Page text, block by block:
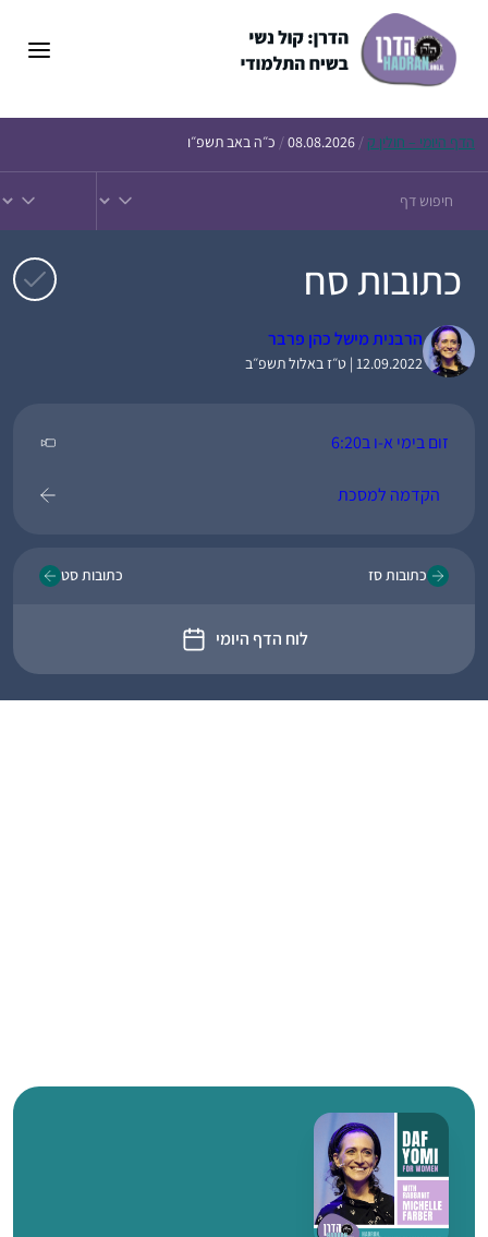
הדף היומי – חולין ק /
08.08.2026
/ כ״ה באב תשפ״ו
כתובות סח
הרבנית מישל כהן פרבר
12.09.2022 | ט״ז באלול תשפ״ב
זום בימי א-ו ב6:20
הקדמה למסכת
כתובות סז
לוח הדף היומי
כתובות סט